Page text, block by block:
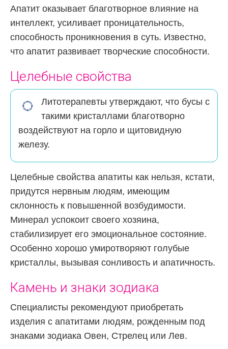
Апатит оказывает благотворное влияние на
интеллект, усиливает проницательность,
способность проникновения в суть. Известно,
что апатит развивает творческие способности.
Целебные свойства
Литотерапевты утверждают, что бусы с
такими кристаллами благотворно
воздействуют на горло и щитовидную
железу.
Целебные свойства апатиты как нельзя, кстати,
придутся нервным людям, имеющим
склонность к повышенной возбудимости.
Минерал успокоит своего хозяина,
стабилизирует его эмоциональное состояние.
Особенно хорошо умиротворяют голубые
кристаллы, вызывая сонливость и апатичность.
Камень и знаки зодиака
Специалисты рекомендуют приобретать
изделия с апатитами людям, рожденным под
знаками зодиака Овен, Стрелец или Лев.